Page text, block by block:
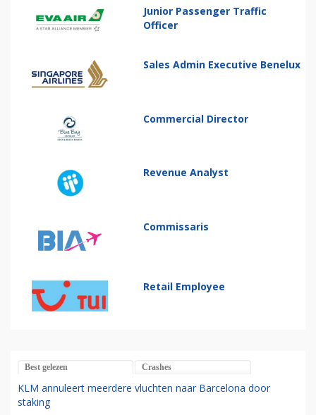
Junior Passenger Traffic
Officer
Sales Admin Executive Benelux
Commercial Director
Revenue Analyst
Commissaris
Retail Employee
Best gelezen Crashes
KLM annuleert meerdere vluchten naar Barcelona door
staking